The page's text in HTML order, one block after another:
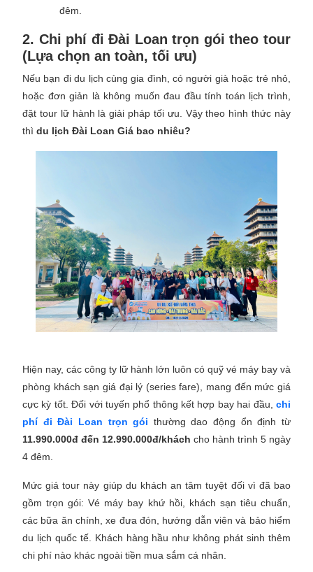
đêm.
2. Chi phí đi Đài Loan trọn gói theo tour
(Lựa chọn an toàn, tối ưu)
Nếu bạn đi du lịch cùng gia đình, có người già hoặc trẻ nhỏ,
hoặc đơn giản là không muốn đau đầu tính toán lịch trình,
đặt tour lữ hành là giải pháp tối ưu. Vậy theo hình thức này
thì du lịch Đài Loan Giá bao nhiêu?
Hiện nay, các công ty lữ hành lớn luôn có quỹ vé máy bay và
phòng khách sạn giá đại lý (series fare), mang đến mức giá
cực kỳ tốt. Đối với tuyến phổ thông kết hợp bay hai đầu, chi
phí đi Đài Loan trọn gói thường dao động ổn định từ
11.990.000đ đến 12.990.000đ/khách cho hành trình 5 ngày
4 đêm.
Mức giá tour này giúp du khách an tâm tuyệt đối vì đã bao
gồm trọn gói: Vé máy bay khứ hồi, khách sạn tiêu chuẩn,
các bữa ăn chính, xe đưa đón, hướng dẫn viên và bảo hiểm
du lịch quốc tế. Khách hàng hầu như không phát sinh thêm
chi phí nào khác ngoài tiền mua sắm cá nhân.